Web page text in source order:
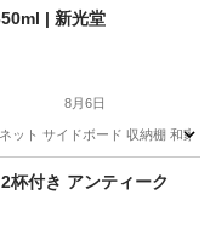
| 新光堂
8月6日
ット サイドボード 収納棚 和
付き アンティーク